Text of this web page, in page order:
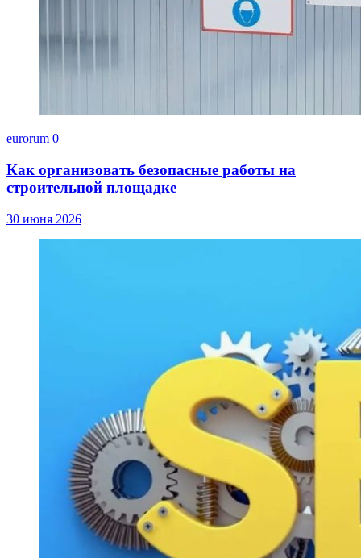
eurorum 0
Как организовать безопасные работы на
строительной площадке
30 июня 2026